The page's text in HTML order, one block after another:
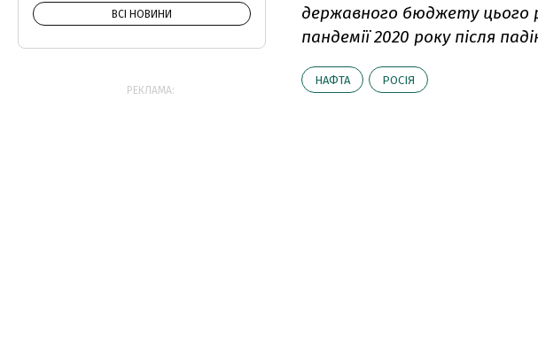
державного бюджету цього
пандемії 2020 року після
НАФТА РОСІЯ
ВСІ НОВИНИ
РЕКЛАМА: